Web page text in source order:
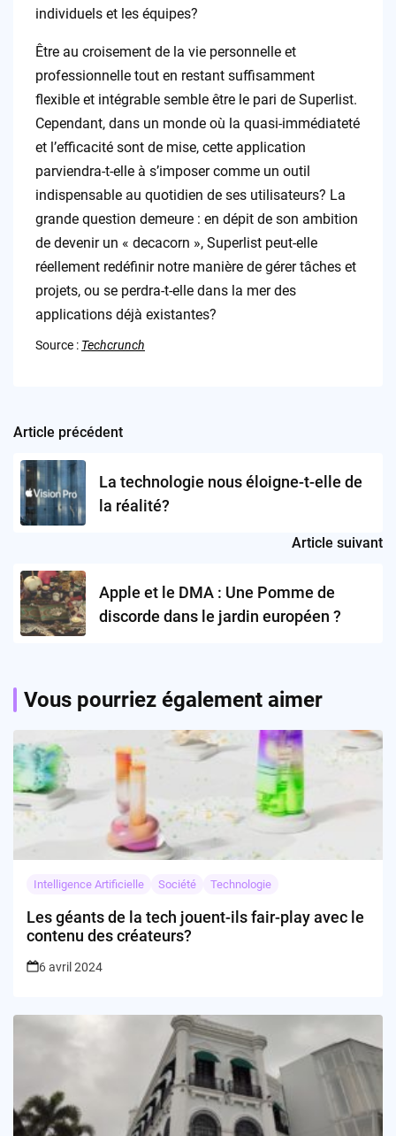
individuels et les équipes?
Être au croisement de la vie personnelle et
professionnelle tout en restant suffisamment
flexible et intégrable semble être le pari de Superlist.
Cependant, dans un monde où la quasi-immédiateté
et l’efficacité sont de mise, cette application
parviendra-t-elle à s’imposer comme un outil
indispensable au quotidien de ses utilisateurs? La
grande question demeure : en dépit de son ambition
de devenir un « decacorn », Superlist peut-elle
réellement redéfinir notre manière de gérer tâches et
projets, ou se perdra-t-elle dans la mer des
applications déjà existantes?
Source : Techcrunch
Post
navigation
Article précédent
La technologie nous éloigne-t-elle de
la réalité?
Article suivant
Apple et le DMA : Une Pomme de
discorde dans le jardin européen ?
Vous pourriez également aimer
Intelligence Artificielle Société Technologie
Les géants de la tech jouent-ils fair-play avec le
contenu des créateurs?
6 avril 2024